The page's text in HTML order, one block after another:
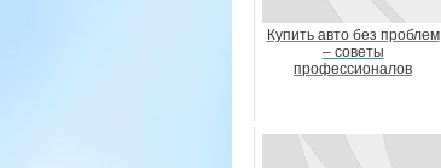
Купить авто без проблем
– советы
профессионалов